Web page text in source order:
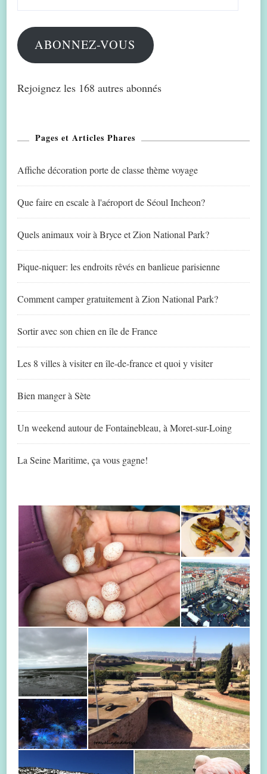
mail
ABONNEZ-VOUS
Rejoignez les 168 autres abonnés
Pages et Articles Phares
Affiche décoration porte de classe thème voyage
Que faire en escale à l'aéroport de Séoul Incheon?
Quels animaux voir à Bryce et Zion National Park?
Pique-niquer: les endroits rêvés en banlieue parisienne
Comment camper gratuitement à Zion National Park?
Sortir avec son chien en île de France
Les 8 villes à visiter en île-de-france et quoi y visiter
Bien manger à Sète
Un weekend autour de Fontainebleau, à Moret-sur-Loing
La Seine Maritime, ça vous gagne!